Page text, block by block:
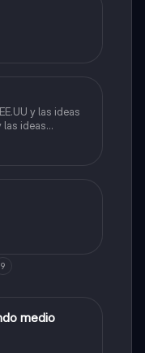
y las ideas
las ideas
ideas afectan en
completa de
9
medio